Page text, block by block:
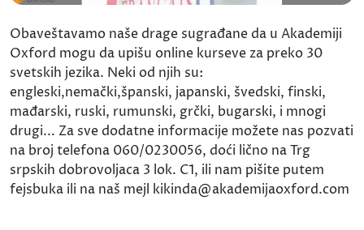
Obaveštavamo naše drage sugrađane da u Akademiji
Oxford mogu da upišu online kurseve za preko 30
svetskih jezika. Neki od njih su:
engleski,nemački,španski, japanski, švedski, finski,
mađarski, ruski, rumunski, grčki, bugarski, i mnogi
drugi... Za sve dodatne informacije možete nas pozvati
na broj telefona 060/0230056, doći lično na Trg
srpskih dobrovoljaca 3 lok. C1, ili nam pišite putem
fejsbuka ili na naš mejl kikinda@akademijaoxford.com